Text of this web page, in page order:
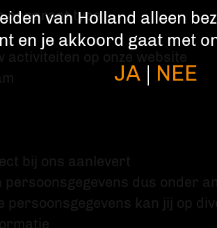
van Holland alleen
en je akkoord gaat met
JA | NEE
apparaat type
activiteiten op onze website
bij ons aanlevert
persoonsgegevens dus onder
persoonsgegevens kan jij op